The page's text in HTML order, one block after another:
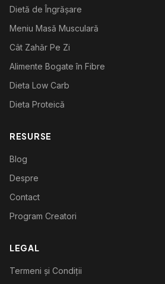
Dietă de Îngrășare
Meniu Masă Musculară
Cât Zahăr Pe Zi
Alimente Bogate în Fibre
Dieta Low Carb
Dieta Proteică
RESURSE
Blog
Despre
Contact
Program Creatori
LEGAL
Termeni și Condiții